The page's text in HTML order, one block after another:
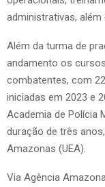
administrativas,
Além da turma de
andamento os
combatentes, com
iniciadas em 2023 e
Academia de Polícia
duração de três
Amazonas (UEA).
Via Agência